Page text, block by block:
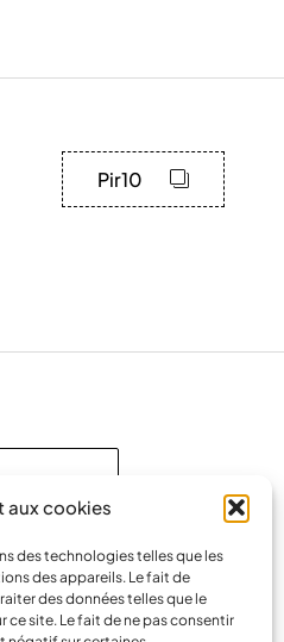
aux cookies
des technologies telles que les
des appareils. Le fait de
des données telles que le
site. Le fait de ne pas consentir
Pir10
.